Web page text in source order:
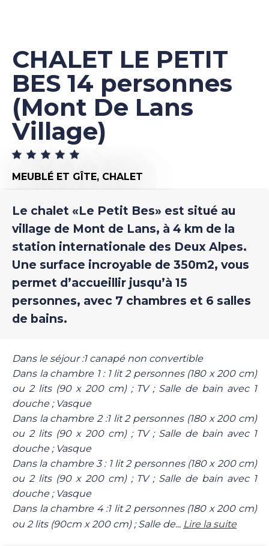
CHALET LE PETIT
BES 14 personnes
(Mont De Lans
Village)
MEUBLÉ ET GÎTE, CHALET
Le chalet «Le Petit Bes» est situé au
village de Mont de Lans, à 4 km de la
station internationale des Deux Alpes.
Une surface incroyable de 350m2, vous
permet d’accueillir jusqu’à 15
personnes, avec 7 chambres et 6 salles
de bains.
Dans le séjour :1 canapé non convertible
Dans la chambre 1 : 1 lit 2 personnes (180 x 200 cm)
ou 2 lits (90 x 200 cm) ; TV ; Salle de bain avec 1
douche ; Vasque
Dans la chambre 2 :1 lit 2 personnes (180 x 200 cm)
ou 2 lits (90 x 200 cm) ; TV ; Salle de bain avec 1
douche ; Vasque
Dans la chambre 3 : 1 lit 2 personnes (180 x 200 cm)
ou 2 lits (90 x 200 cm) ; TV ; Salle de bain avec 1
douche ; Vasque
Dans la chambre 4 :1 lit 2 personnes (180 x 200 cm)
ou 2 lits (90cm x 200 cm) ; Salle de... Lire la suite